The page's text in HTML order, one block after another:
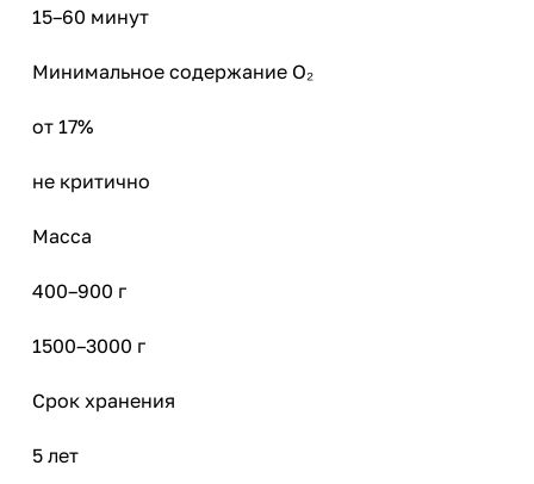
15–60 минут
Минимальное содержание O₂
от 17%
не критично
Масса
400–900 г
1500–3000 г
Срок хранения
5 лет